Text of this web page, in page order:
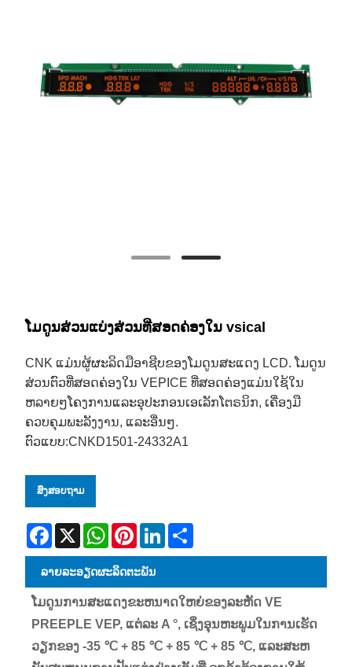
ໂມດູນສ່ວນແບ່ງສ່ວນທີ່ສອດຄ່ອງໃນ vsical
CNK ແມ່ນຜູ້ຜະລິດມືອາຊີບຂອງໂມດູນສະແດງ LCD. ໂມດູນ
ສ່ວນຕົວທີ່ສອດຄ່ອງໃນ VEPICE ທີ່ສອດຄ່ອງແມ່ນໃຊ້ໃນ
ຫລາຍໆໂຄງການແລະອຸປະກອນເອເລັກໂຕຣນິກ, ເຄື່ອງມື
ຄວບຄຸມພະລັງງານ, ແລະອື່ນໆ.
ຕົວແບບ:CNKD1501-24332A1
ສົ່ງສອບຖາມ
Facebook
X WhatsApp
PinterestLinkedIn
ລາຍ​ລະ​ອຽດ​ຜະ​ລິດ​ຕະ​ພັນ
ໂມດູນການສະແດງຂະຫນາດໃຫຍ່ຂອງລະຫັດ VE
PREEPLE VEP, ແຕ່ລະ A °, ເຊິ່ງອຸນຫະພູມໃນການເຮັດ
ວຽກຂອງ -35 ℃ + 85 ℃ + 85 ℃ + 85 ℃, ແລະສະຫ